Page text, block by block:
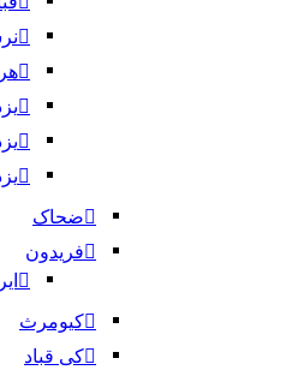
ضحاک
فریدون
کیومرث
کی قباد